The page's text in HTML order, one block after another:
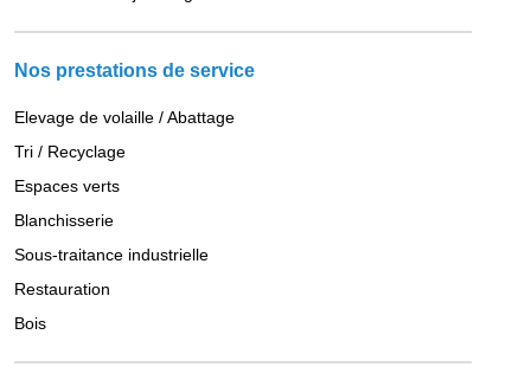
Nos prestations de service
Elevage de volaille / Abattage
Tri / Recyclage
Espaces verts
Blanchisserie
Sous-traitance industrielle
Restauration
Bois